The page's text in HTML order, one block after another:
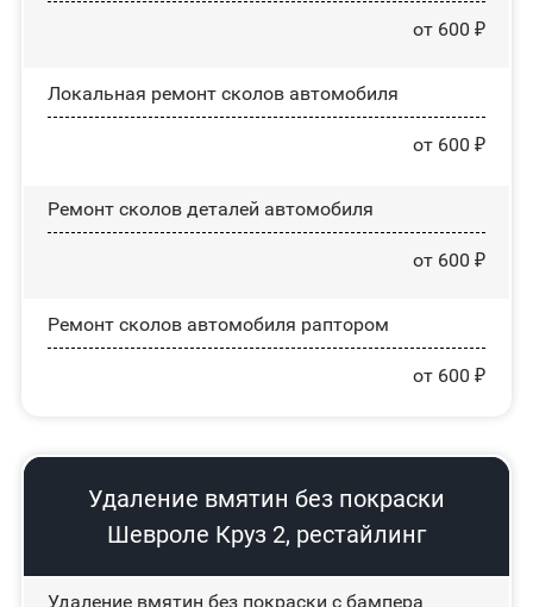
от 600 ₽
Локальная ремонт сколов автомобиля
от 600 ₽
Ремонт сколов деталей автомобиля
от 600 ₽
Ремонт сколов автомобиля раптором
от 600 ₽
Удаление вмятин без покраски
Шевроле Круз 2, рестайлинг
Удаление вмятин без покраски с бампера